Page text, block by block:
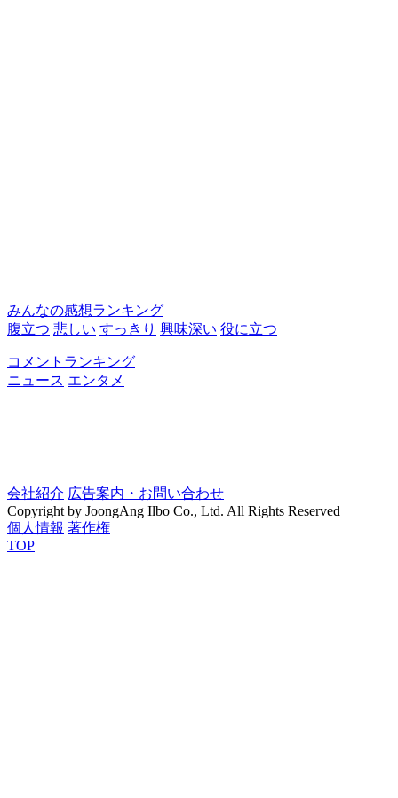
みんなの感想ランキング
腹立つ 悲しい すっきり 興味深い 役に立つ
コメントランキング
ニュース エンタメ
会社紹介 広告案内・お問い合わせ
Copyright by JoongAng Ilbo Co., Ltd. All Rights Reserved
個人情報 著作権
TOP